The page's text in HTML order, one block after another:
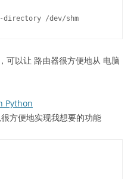
以让 路由器很方便地从 电脑
Python
方便地实现我想要的功能